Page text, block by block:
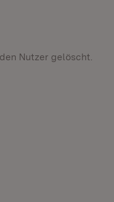
Nutzer gelöscht.